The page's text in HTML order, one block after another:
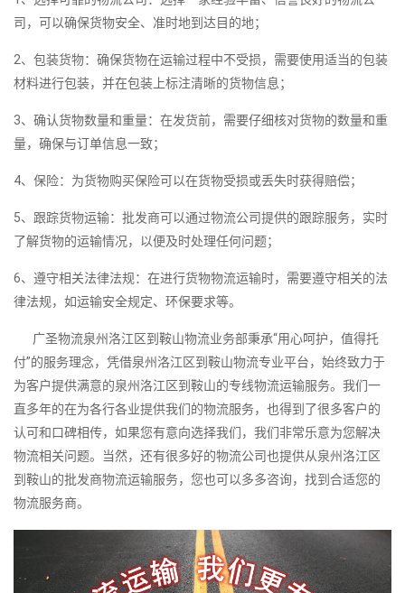
司，可以确保货物安全、准时地到达目的地；
2、包装货物：确保货物在运输过程中不受损，需要使用适当的包装
材料进行包装，并在包装上标注清晰的货物信息；
3、确认货物数量和重量：在发货前，需要仔细核对货物的数量和重
量，确保与订单信息一致；
4、保险：为货物购买保险可以在货物受损或丢失时获得赔偿；
5、跟踪货物运输：批发商可以通过物流公司提供的跟踪服务，实时
了解货物的运输情况，以便及时处理任何问题；
6、遵守相关法律法规：在进行货物物流运输时，需要遵守相关的法
律法规，如运输安全规定、环保要求等。
广圣物流泉州洛江区到鞍山物流业务部秉承“用心呵护，值得托
付”的服务理念，凭借泉州洛江区到鞍山物流专业平台，始终致力于
为客户提供满意的泉州洛江区到鞍山的专线物流运输服务。我们一
直多年的在为各行各业提供我们的物流服务，也得到了很多客户的
认可和口碑相传，如果您有意向选择我们，我们非常乐意为您解决
物流相关问题。当然，还有很多好的物流公司也提供从泉州洛江区
到鞍山的批发商物流运输服务，您也可以多多咨询，找到合适您的
物流服务商。